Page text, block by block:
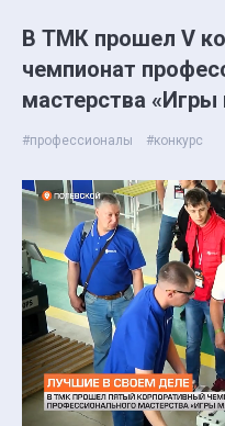
В ТМК прошел V
чемпионат
мастерства «Игры
#профессионалы #конкурс